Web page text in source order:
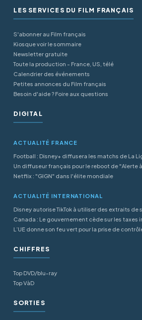
LES SERVICES DU FILM FRANÇAIS
S'abonner au Film français
Kiosque voir le sommaire
Newsletter gratuite
Toute la production - France, US, télé
Calendrier des événements
Petites annonces du Film français
Besoin d'aide ? Foire aux questions
DIGITAL
ACTUALITÉ FRANCE
Football : Disney+ diffusera les matchs de La
Un diffuseur français pour le reboot de "Alerte
Netflix : "GIGN" dans l'élite mondiale
ACTUALITÉ INTERNATIONAL
Disney autorise TikTok à utiliser des extraits de
Canada : Le gouvernement cède sur les taxes
L’UE donne son feu vert pour la prise de
CHIFFRES
Top DVD/blu-ray
Top VàD
SORTIES